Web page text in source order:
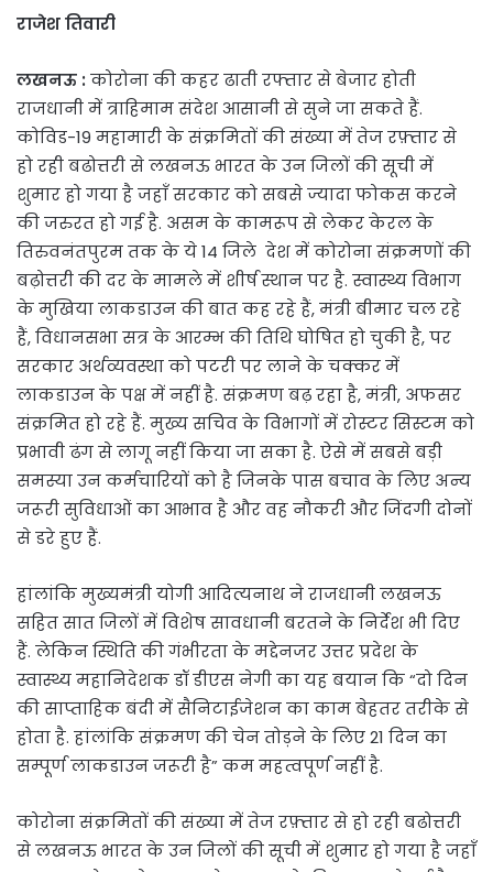
राजेश तिवारी
लखनऊ : कोरोना की कहर ढाती रफ्तार से बेजार होती
राजधानी में त्राहिमाम संदेश आसानी से सुने जा सकते हैं.
कोविड-19 महामारी के संक्रमितों की संख्या में तेज रफ़्तार से
हो रही बढोत्तरी से लखनऊ भारत के उन जिलों की सूची में
शुमार हो गया है जहाँ सरकार को सबसे ज्यादा फोकस करने
की जरुरत हो गई है. असम के कामरूप से लेकर केरल के
तिरुवनंतपुरम तक के ये 14 जिले देश में कोरोना संक्रमणों की
बढ़ोत्तरी की दर के मामले में शीर्ष स्थान पर है. स्वास्थ्य विभाग
के मुखिया लाकडाउन की बात कह रहे हैं, मंत्री बीमार चल रहे
हैं, विधानसभा सत्र के आरम्भ की तिथि घोषित हो चुकी है, पर
सरकार अर्थव्यवस्था को पटरी पर लाने के चक्कर में
लाकडाउन के पक्ष में नहीं है. संक्रमण बढ़ रहा है, मंत्री, अफसर
संक्रमित हो रहे हैं. मुख्य सचिव के विभागों में रोस्टर सिस्टम को
प्रभावी ढंग से लागू नहीं किया जा सका है. ऐसे में सबसे बड़ी
समस्या उन कर्मचारियों को है जिनके पास बचाव के लिए अन्य
जरूरी सुविधाओं का आभाव है और वह नौकरी और जिंदगी दोनों
से डरे हुए हैं.
हांलांकि मुख्यमंत्री योगी आदित्यनाथ ने राजधानी लखनऊ
सहित सात जिलों में विशेष सावधानी बरतने के निर्देश भी दिए
हैं. लेकिन स्थिति की गंभीरता के मद्देनजर उत्तर प्रदेश के
स्वास्थ्य महानिदेशक डॉ डीएस नेगी का यह बयान कि “दो दिन
की साप्ताहिक बंदी में सैनिटाईजेशन का काम बेहतर तरीके से
होता है. हांलांकि संक्रमण की चेन तोड़ने के लिए 21 दिन का
सम्पूर्ण लाकडाउन जरूरी है” कम महत्वपूर्ण नहीं है.
कोरोना संक्रमितों की संख्या में तेज रफ़्तार से हो रही बढोत्तरी
से लखनऊ भारत के उन जिलों की सूची में शुमार हो गया है जहाँ